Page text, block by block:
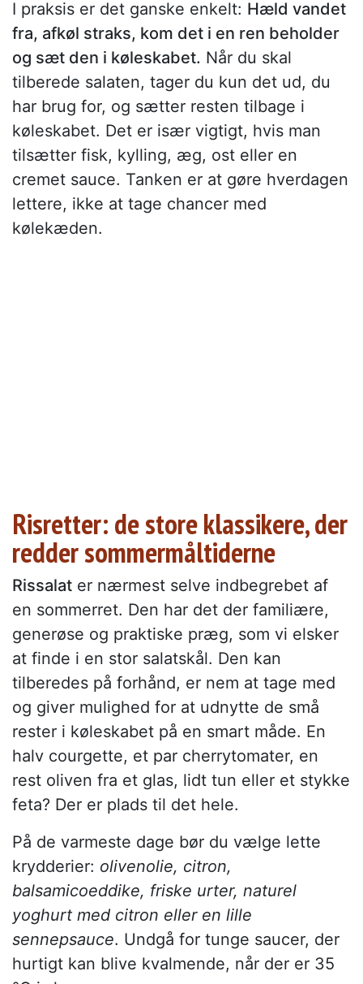
I praksis er det ganske enkelt: Hæld vandet
fra, afkøl straks, kom det i en ren beholder
og sæt den i køleskabet. Når du skal
tilberede salaten, tager du kun det ud, du
har brug for, og sætter resten tilbage i
køleskabet. Det er især vigtigt, hvis man
tilsætter fisk, kylling, æg, ost eller en
cremet sauce. Tanken er at gøre hverdagen
lettere, ikke at tage chancer med
kølekæden.
Risretter: de store klassikere, der
redder sommermåltiderne
Rissalat er nærmest selve indbegrebet af
en sommerret. Den har det der familiære,
generøse og praktiske præg, som vi elsker
at finde i en stor salatskål. Den kan
tilberedes på forhånd, er nem at tage med
og giver mulighed for at udnytte de små
rester i køleskabet på en smart måde. En
halv courgette, et par cherrytomater, en
rest oliven fra et glas, lidt tun eller et stykke
feta? Der er plads til det hele.
På de varmeste dage bør du vælge lette
krydderier: olivenolie, citron,
balsamicoeddike, friske urter, naturel
yoghurt med citron eller en lille
sennepsauce. Undgå for tunge saucer, der
hurtigt kan blive kvalmende, når der er 35